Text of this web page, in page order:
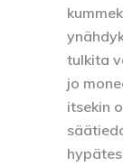
tulkita
jo
itsekin